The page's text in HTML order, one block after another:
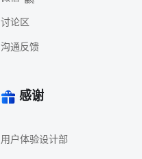
讨论区
沟通反馈
感谢
用户体验设计部